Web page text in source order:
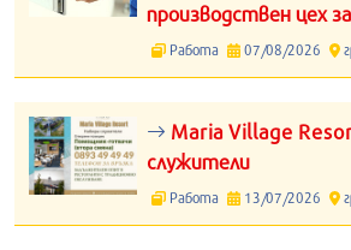
производствен цех
Работа 07/08/2026
Maria Village
служители
Работа 13/07/2026